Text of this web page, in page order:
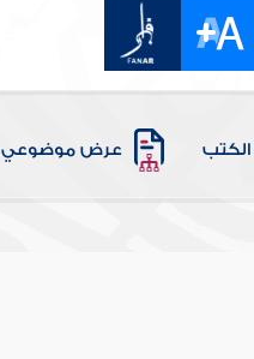
الكتب عرض موضوعي